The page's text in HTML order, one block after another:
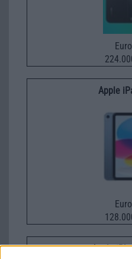
Apple
Apple